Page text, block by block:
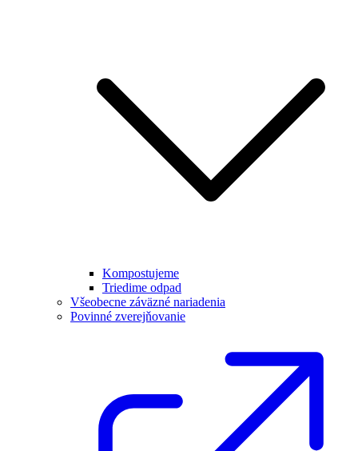
Kompostujeme
Triedime odpad
Všeobecne záväzné nariadenia
Povinné zverejňovanie